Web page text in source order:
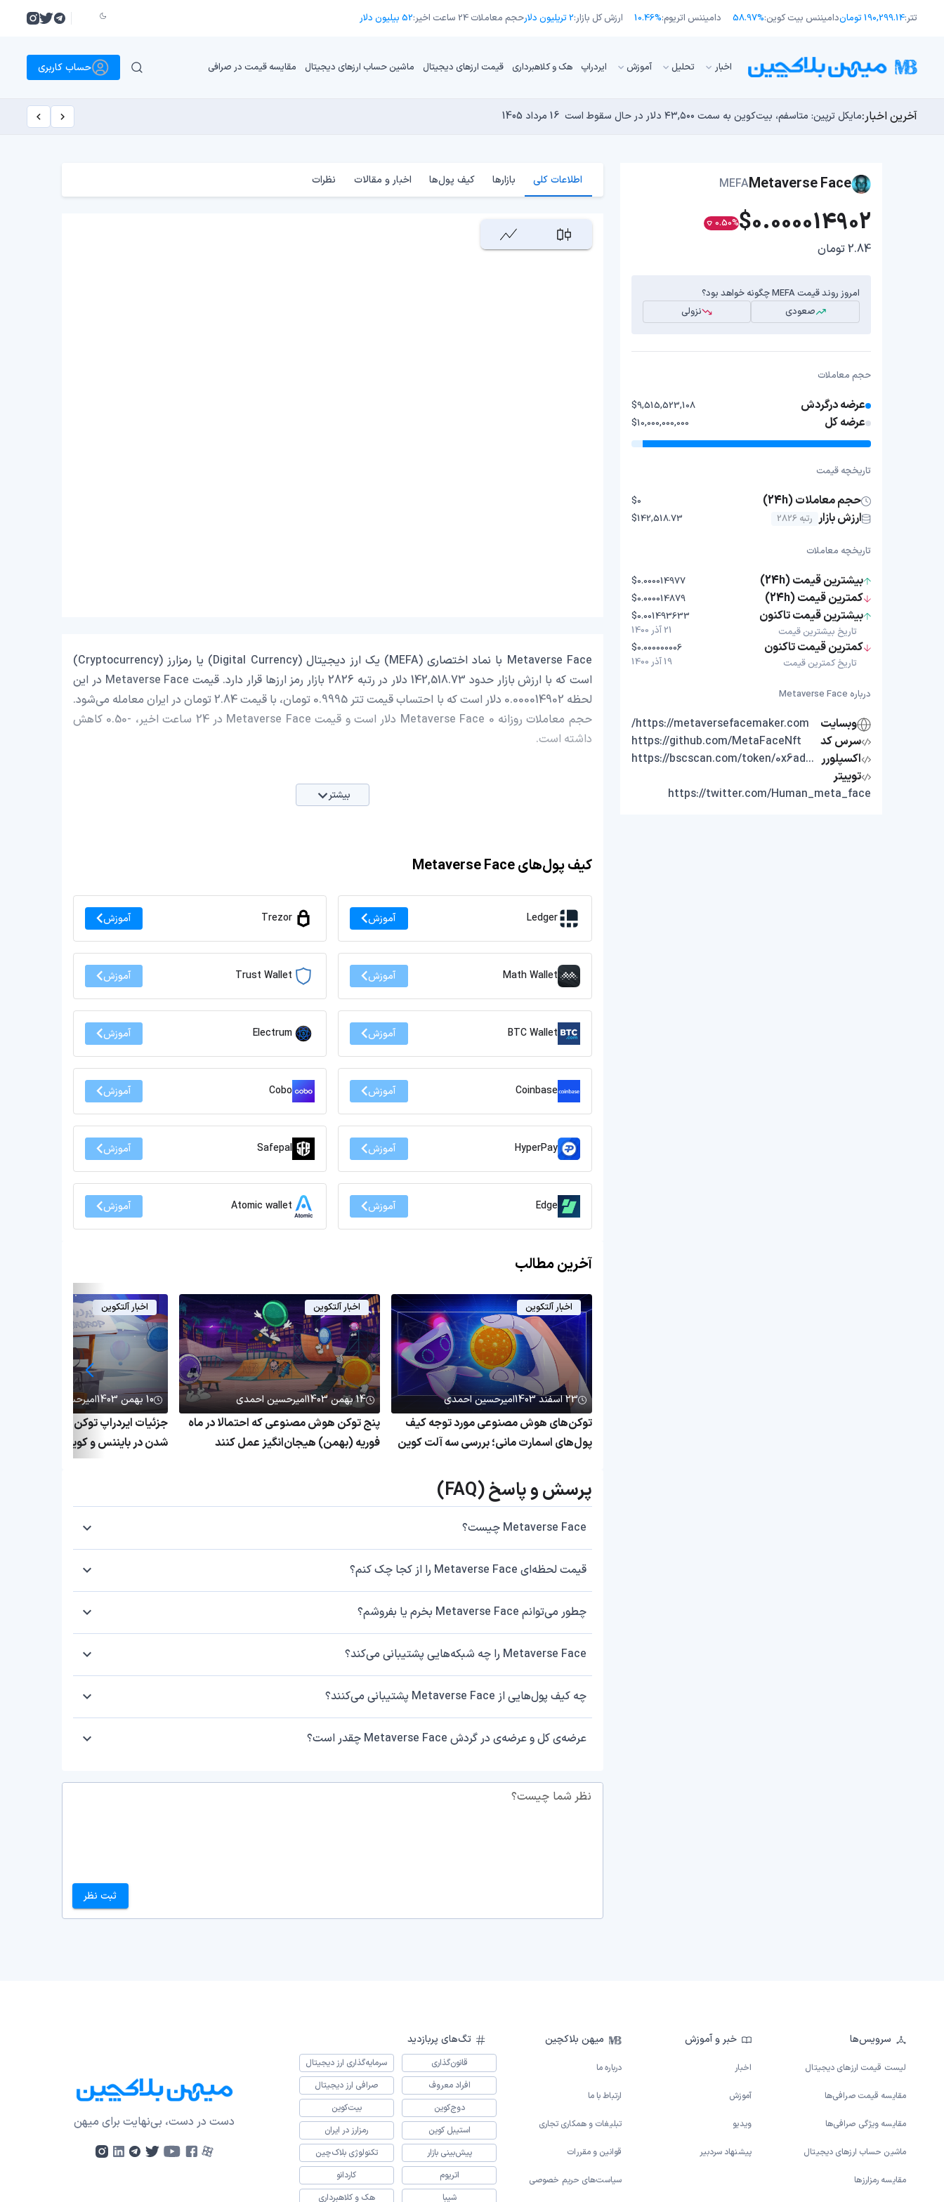
تتر:190,299.14 تومان دامیننس بیت کوین:58.97% دامیننس اتریوم:10.46% ارزش کل بازار:2 تریلیون دلار حجم معاملات 24 ساعت اخیر: 52 بیلیون دلار
اﺧﺒﺎر تحلیل آموزش ایردراپ هک و کلاهبرداری قیمت ارزهای دیجیتال ماشین حساب ارزهای دیجیتال مقایسه قیمت در صرافی حساب کاربری
آخرین اخبار:مایکل ترپین: متاسفم، بیت‌کوین به سمت ۴۳,۵۰۰ دلار در حال سقوط است 16 مرداد 1405 توسعه‌دهندگان بیت‌کوین ۸۵ باگ بحرانی را در یک وضعیت «فوق‌العاده بد» شناسایی کردند
اوج‌گیری طلا با تقاضای چین؛ چرا قیمت بیت کوین در ۶۴ هزار دلار درجا می‌زند؟ 15 مرداد 1405
بدترین نمودار برای گاوهای بیت کوین؛ آیا دوران رالی‌های نجومی به پایان رسیده است؟ 14 مرداد 1405 انتقال ۶۶ میلیون دلاری بیت کوین توسط مایکرواستراتژی؛ آیا فشار فروش جدیدی در راه است؟
Metaverse Face
MEFA
$0.000014902
0.50%
2.84 تومان
امروز روند قیمت MEFA چگونه خواهد بود؟
صعودی
نزولی
حجم معاملات
عرضه درگردش $9,515,523,108
عرضه کل $10,000,000,000
تاریخچه قیمت
حجم معاملات (24h) $0
ارزش بازار رتبه 2826 $142,518.73
تاریخچه معاملات
بیشترین قیمت (24h) $0.000014977
کمترین قیمت (24h) $0.000014879
بیشترین قیمت تاکنون
تاریخ بیشترین قیمت
$0.001493633
21 آذر 1400
کمترین قیمت تاکنون
تاریخ کمترین قیمت
$0.000000006
19 آذر 1400
درباره Metaverse Face
وبسایت
https://metaversefacemaker.com/
سرس کد
https://github.com/MetaFaceNft
اکسپلورر https://bscscan.com/token/0x6ad0f087501eee603aeda0407c52864bc7f83322
توییتر
https://twitter.com/Human_meta_face
اطلاعات کلی بازارها کیف پول‌ها اخبار و مقالات نظرات
Metaverse Face با نماد اختصاری (MEFA) یک ارز دیجیتال (Digital Currency) یا رمزارز (Cryptocurrency)
است که با ارزش بازار حدود 142,518.73 دلار در رتبه 2826 بازار رمز ارزها قرار دارد. قیمت Metaverse Face در این
لحظه 0.000014902 دلار است که با احتساب قیمت تتر 0.9995 تومان، با قیمت 2.84 تومان در ایران معامله می‌شود.
حجم معاملات روزانه Metaverse Face 0 دلار است و قیمت Metaverse Face در 24 ساعت اخیر، -0.50 کاهش
داشته است.
بیشتر
کیف پول‌های Metaverse Face
Ledger آموزش Trezor آموزش
Math Wallet آموزش Trust Wallet آموزش
BTC Wallet آموزش Electrum آموزش
Coinbase آموزش Cobo آموزش
HyperPay آموزش Safepal آموزش
Edge آموزش Atomic wallet آموزش
آخرین مطالب
اخبار آلتکوین
23 اسفند 1403 امیرحسین احمدی
توکن‌های هوش مصنوعی مورد توجه کیف
پول‌های اسمارت مانی؛ بررسی سه آلت کوین
اخبار آلتکوین
14 بهمن 1403 امیرحسین احمدی
پنج توکن هوش مصنوعی که احتمالا در ماه
فوریه (بهمن) هیجان‌انگیز عمل کنند
اخبار آلتکوین
10 بهمن 1403 امیرحسین احمدی
شدن در بایننس و کوین بیس و
پرسش و پاسخ (FAQ)
Metaverse Face چیست؟
قیمت لحظه‌ای Metaverse Face را از کجا چک کنم؟
چطور می‌توانم Metaverse Face بخرم یا بفروشم؟
Metaverse Face را چه شبکه‌هایی پشتیبانی می‌کند؟
چه کیف پول‌هایی از Metaverse Face پشتیبانی می‌کنند؟
عرضه‌ی کل و عرضه‌ی در گردش Metaverse Face چقدر است؟
نظر شما چیست؟
ثبت نظر
سرویس‌ها
لیست قیمت ارزهای دیجیتال
مقایسه قیمت صرافی‌ها
مقایسه ویژگی صرافی‌ها
ماشین حساب ارزهای دیجیتال
مقایسه رمزارزها
خبر و آموزش
اخبار
آموزش
ویدیو
پیشنهاد سردبیر
میهن بلاکچین
درباره ما
ارتباط با ما
تبلیغات و همکاری تجاری
قوانین و مقررات
سیاست‌های حریم خصوصی
تگ‌های پربازدید
قانون‌گذاری
سرمایه‌گذاری ارز دیجیتال
افراد معروف
صرافی ارز دیجیتال
دوج‌کوین
بیت‌کوین
استیبل کوین
رمزارز در ایران
پیش‌بینی بازار
تکنولوژی بلاک‌چین
اتریوم
کاردانو
شیبا
هک و کلاهبرداری
دست در دست، بی‌نهایت برای میهن